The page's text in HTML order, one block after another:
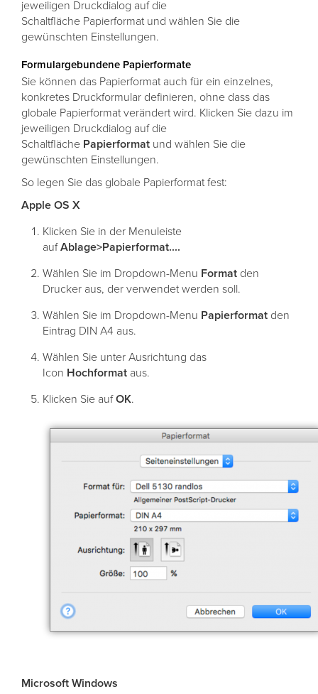
jeweiligen Druckdialog auf die
Schaltfläche Papierformat und wählen Sie die
gewünschten Einstellungen.
Formulargebundene Papierformate
Sie können das Papierformat auch für ein einzelnes,
konkretes Druckformular definieren, ohne dass das
globale Papierformat verändert wird. Klicken Sie dazu im
jeweiligen Druckdialog auf die
Schaltfläche Papierformat und wählen Sie die
gewünschten Einstellungen.
So legen Sie das globale Papierformat fest:
Apple OS X
Klicken Sie in der Menuleiste
aufAblage>Papierformat....
Wählen Sie im Dropdown-Menu Format den
Drucker aus, der verwendet werden soll.
Wählen Sie im Dropdown-Menu Papierformat den
Eintrag DIN A4 aus.
Wählen Sie unter Ausrichtung das
Icon Hochformat aus.
Klicken Sie aufOK.
Microsoft Windows